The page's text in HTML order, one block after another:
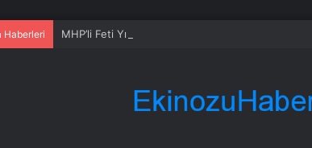
Haberleri MHP’li Feti Yıldız’dan “Terörsüz Türkiye” mesajı: